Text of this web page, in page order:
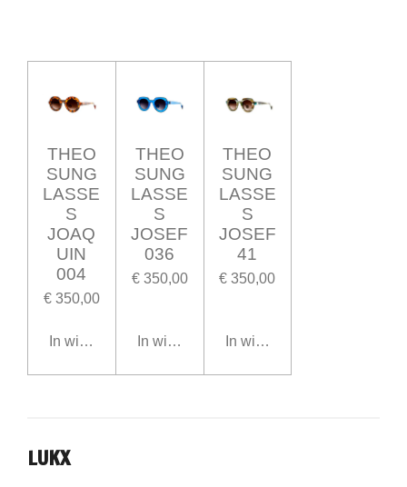
THEO
SUNG
LASSE
S
JOAQ
UIN
004
€ 350,00
In winkelwagen
THEO
SUNG
LASSE
S
JOSEF
036
€ 350,00
In winkelwagen
THEO
SUNG
LASSE
S
JOSEF
41
€ 350,00
In winkelwagen
LUKX